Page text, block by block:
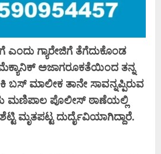
ಗ್ಯಾರೇಜಿಗೆ ತೆಗೆದುಕೊಂಡ
ಅಜಾಗರೂಕತೆಯಿಂದ ತನ್ನ
ಮಾಲೀಕ ತಾನೇ ಸಾವನ್ನಪ್ಪಿರುವ
ಮಣಿಪಾಲ ಪೊಲೀಸ್ ಠಾಣೆಯಲ್ಲಿ
ಮೃತಪಟ್ಟ ದುರ್ದೈವಿಯಾಗಿದ್ದಾರೆ.